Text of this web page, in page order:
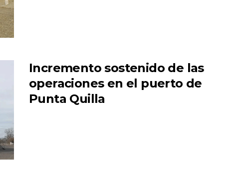
Incremento sostenido de las
operaciones en el puerto de
Punta Quilla